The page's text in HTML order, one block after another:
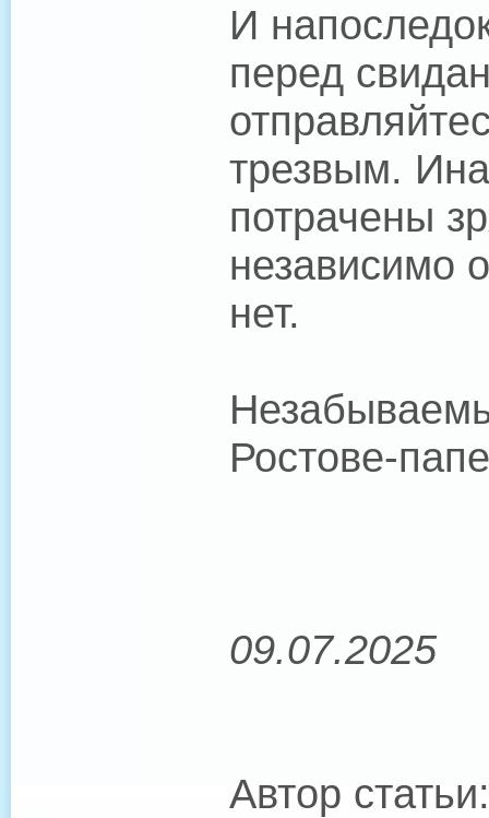
И
перед
трезвым.
потрачены
независимо
нет.
Ростове-
09.07.2025
Автор